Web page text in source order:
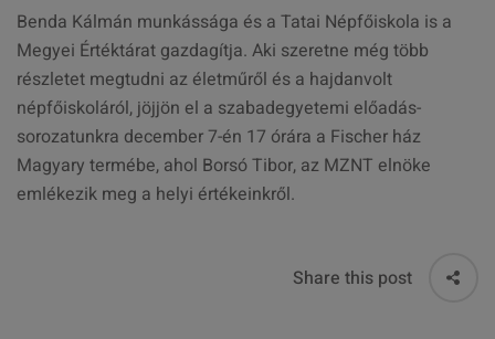
Benda Kálmán munkássága és a Tatai Népfőiskola is a
Megyei Értéktárat gazdagítja. Aki szeretne még több
részletet megtudni az életműről és a hajdanvolt
népfőiskoláról, jöjjön el a szabadegyetemi előadás-
sorozatunkra december 7-én 17 órára a Fischer ház
Magyary termébe, ahol Borsó Tibor, az MZNT elnöke
emlékezik meg a helyi értékeinkről.
Share this post